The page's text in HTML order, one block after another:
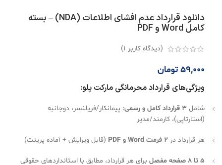
دانلود قرارداد عدم افشای اطلاعات (NDA) – بسته
کامل Word و PDF
(دیدگاه کاربر 1
)
59,000 تومان
ویژگی‌های قرارداد محرمانگی مارکت پلو:
شامل ۳ قرارداد کامل و رسمی
: پیمانکار/فریلنسر، دوجانبه
(استارتاپی)، کارمند/مدیر
هر قرارداد در ۲ فرمت Word و PDF (قابل ویرایش + آماده پرینت)
۵ تا ۸ صفحه مفصل
برای هر قرارداد، مطابق با استانداردهای حقوقی